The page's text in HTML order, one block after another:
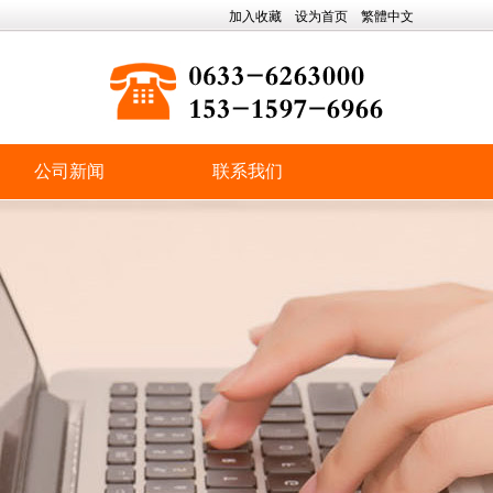
加入收藏 设为首页 繁體中文
公司新闻 联系我们